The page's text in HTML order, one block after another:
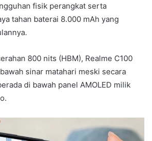
fisik perangkat serta
tahan baterai 8.000 mAh yang
800 nits (HBM), Realme C100
sinar matahari meski secara
di bawah panel AMOLED milik